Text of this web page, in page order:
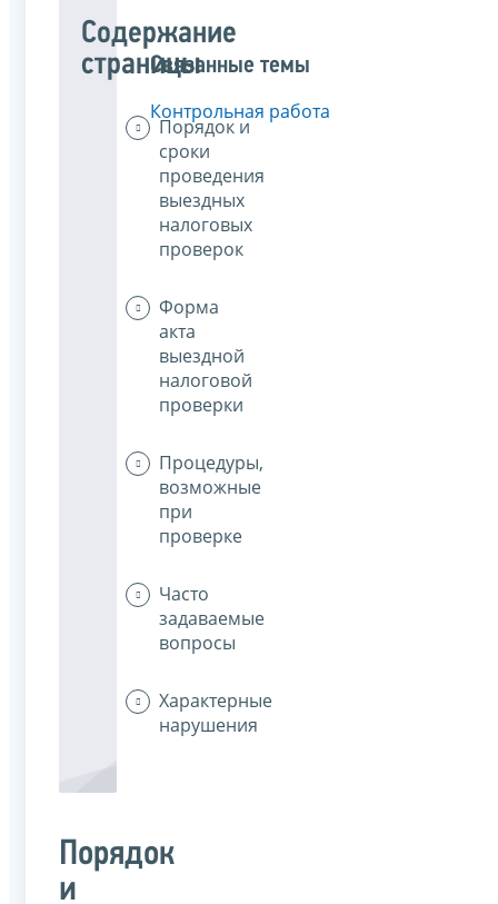
Содержание
страницы
Порядок и
сроки
проведения
выездных
налоговых
проверок
Форма
акта
выездной
налоговой
проверки
Процедуры,
возможные
при
проверке
Часто
задаваемые
вопросы
Характерные
нарушения
Порядок
и
Связанные темы
Контрольная работа